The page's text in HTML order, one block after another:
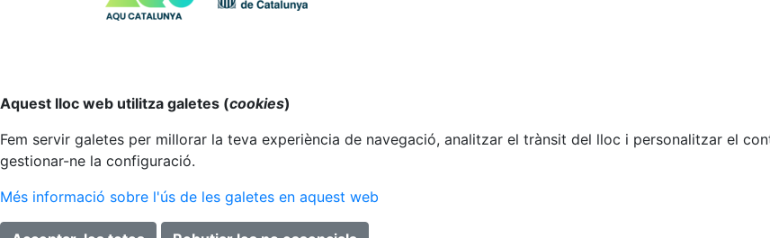
Anar al principi
Aquest lloc web utilitza galetes (cookies)
Fem servir galetes per millorar la teva experiència de navegació, analitzar el trànsit del lloc i personalitzar el
gestionar-ne la configuració.
Més informació sobre l'ús de les galetes en aquest web